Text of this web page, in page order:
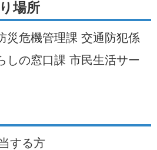
場所
災危機管理課 交通防犯係
しの窓口課 市民生活サー
する方